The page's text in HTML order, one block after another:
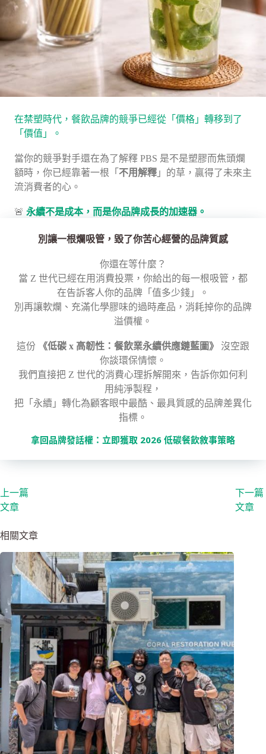
在禁塑時代，餐飲品牌的競爭已經從「價格」轉移到了
「價值」。
當你的競爭對手還在為了解釋 PBS 是不是塑膠而焦頭爛
額時，你已經靠著一根「 不用解釋 」的草，贏得了未來主
流消費者的心。
🚨 永續不是成本，而是你品牌成長的加速器。
別讓一根爛吸管，毀了你苦心經營的品牌質感
你還在等什麼？
當 Z 世代已經在用消費投票，你給出的每一根吸管，都
在告訴客人你的品牌「值多少錢」。
別再讓軟爛、充滿化學膠味的過時產品，消耗掉你的品牌
溢價權。
這份 《低碳 x 高韌性：餐飲業永續供應鏈藍圖》
沒空跟
你談環保情懷。
我們直接把 Z 世代的消費心理拆解開來，告訴你如何利
用純淨製程，
把「永續」轉化為顧客眼中最酷、最具質感的品牌差異化
指標。
拿回品牌發話權：立即獲取 2026 低碳餐飲敘事策略
上一篇
文章
下一篇
文章
相關文章